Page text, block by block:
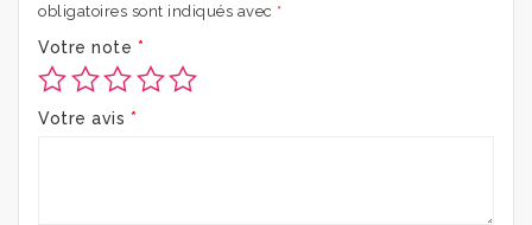
obligatoires sont indiqués avec *
Votre note *
Votre avis *